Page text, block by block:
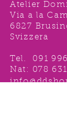
Atelier
Via a la
6827
Svizzera
Tel. 091
Nat: 078